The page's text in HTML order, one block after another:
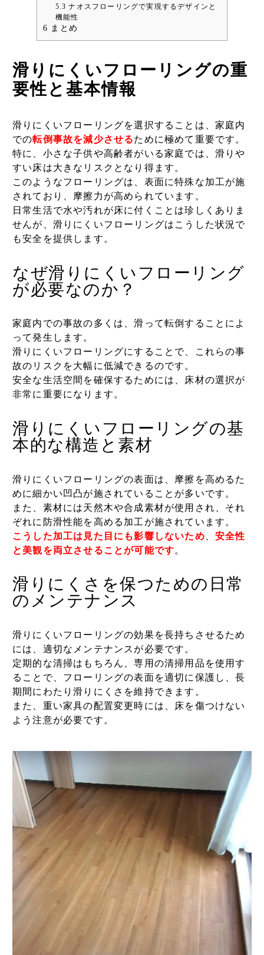
5.3 ナオスフローリングで実現するデザインと
機能性
6 まとめ
滑りにくいフローリングの重
要性と基本情報
滑りにくいフローリングを選択することは、家庭内
での転倒事故を減少させるために極めて重要です。
特に、小さな子供や高齢者がいる家庭では、滑りや
すい床は大きなリスクとなり得ます。
このようなフローリングは、表面に特殊な加工が施
されており、摩擦力が高められています。
日常生活で水や汚れが床に付くことは珍しくありま
せんが、滑りにくいフローリングはこうした状況で
も安全を提供します。
なぜ滑りにくいフローリング
が必要なのか？
家庭内での事故の多くは、滑って転倒することによ
って発生します。
滑りにくいフローリングにすることで、これらの事
故のリスクを大幅に低減できるのです。
安全な生活空間を確保するためには、床材の選択が
非常に重要になります。
滑りにくいフローリングの基
本的な構造と素材
滑りにくいフローリングの表面は、摩擦を高めるた
めに細かい凹凸が施されていることが多いです。
また、素材には天然木や合成素材が使用され、それ
ぞれに防滑性能を高める加工が施されています。
こうした加工は見た目にも影響しないため 、安全性
と美観を両立させることが可能です。
滑りにくさを保つための日常
のメンテナンス
滑りにくいフローリングの効果を長持ちさせるため
には、適切なメンテナンスが必要です。
定期的な清掃はもちろん、専用の清掃用品を使用す
ることで、フローリングの表面を適切に保護し、長
期間にわたり滑りにくさを維持できます。
また、重い家具の配置変更時には、床を傷つけない
よう注意が必要です。